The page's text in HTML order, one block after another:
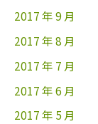
2017 年 9 月
2017 年 8 月
2017 年 7 月
2017 年 6 月
2017 年 5 月